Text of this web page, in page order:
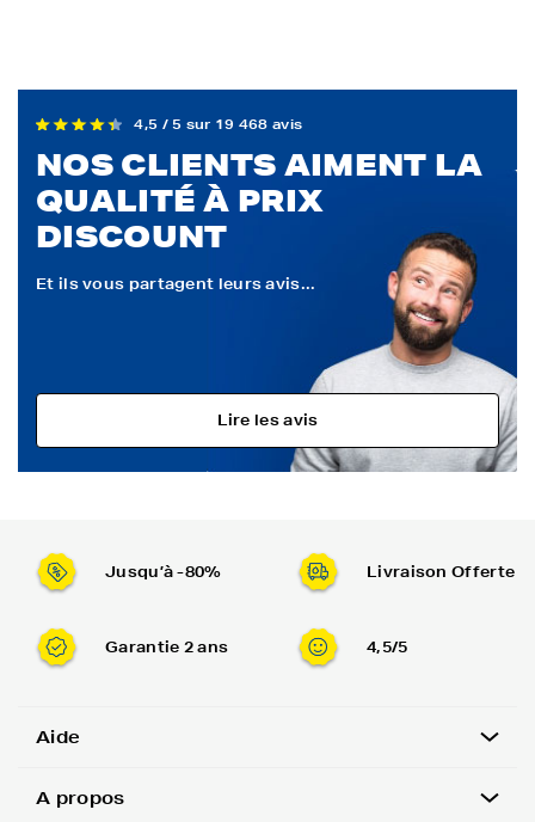
4,5 / 5 sur 19 468 avis
NOS CLIENTS AIMENT LA
QUALITÉ À PRIX
DISCOUNT
Et ils vous partagent leurs avis...
Lire les avis
Jusqu’à -80% Livraison Offerte
Garantie 2 ans 4,5/5
Aide
A propos